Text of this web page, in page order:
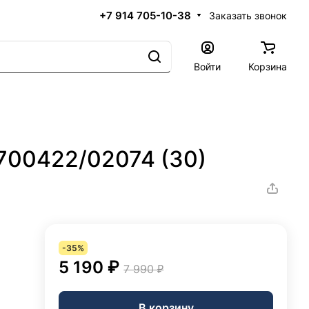
+7 914 705-10-38 Заказать звонок
Войти Корзина
02074 (30)
-35%
5 190 ₽ 7 990 ₽